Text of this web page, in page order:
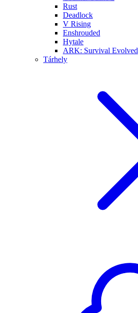
Rust
Deadlock
V Rising
Enshrouded
Hytale
ARK: Survival Evolved
Tárhely